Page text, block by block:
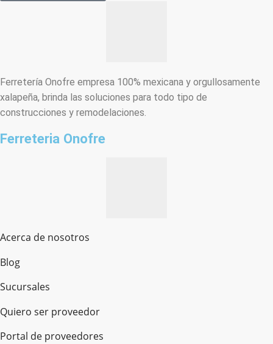
Ferretería Onofre empresa 100% mexicana y orgullosamente
xalapeña, brinda las soluciones para todo tipo de
construcciones y remodelaciones.
Ferreteria Onofre
Acerca de nosotros
Blog
Sucursales
Quiero ser proveedor
Portal de proveedores